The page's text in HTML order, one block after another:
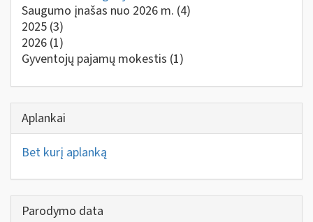
Saugumo įnašas nuo 2026 m. (4)
2025 (3)
2026 (1)
Gyventojų pajamų mokestis (1)
Aplankai
Bet kurį aplanką
Parodymo data